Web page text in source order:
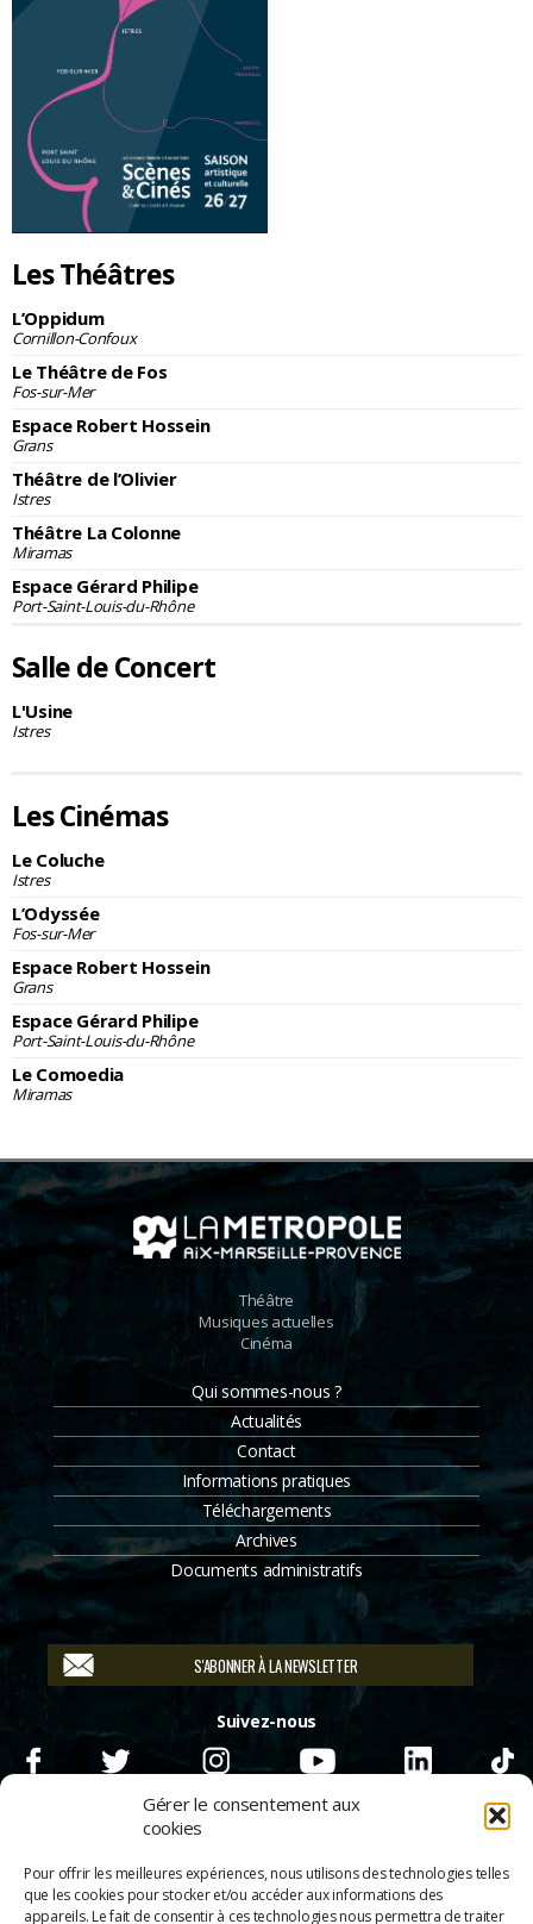
Gérer le consentement aux
cookies
Pour offrir les meilleures expériences, nous utilisons des technologies telles
que les cookies pour stocker et/ou accéder aux informations des
appareils. Le fait de consentir à ces technologies nous permettra de traiter
Les Théâtres
L’Oppidum
Cornillon-Confoux
Le Théâtre de Fos
Fos-sur-Mer
Espace Robert Hossein
Grans
Théâtre de l’Olivier
Istres
Théâtre La Colonne
Miramas
Espace Gérard Philipe
Port-Saint-Louis-du-Rhône
Salle de Concert
L'Usine
Istres
Les Cinémas
Le Coluche
Istres
L’Odyssée
Fos-sur-Mer
Espace Robert Hossein
Grans
Espace Gérard Philipe
Port-Saint-Louis-du-Rhône
Le Comoedia
Miramas
Théâtre
Musiques actuelles
Cinéma
Qui sommes-nous ?
Actualités
Contact
Informations pratiques
Téléchargements
Archives
Documents administratifs
S'ABONNER À LA NEWSLETTER
Suivez-nous